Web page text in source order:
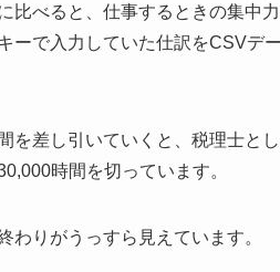
比べると、仕事するときの集中
ーで入力していた仕訳をCSVデ
を差し引いていくと、税理士と
時間を切っています。
わりがうっすら見えています。